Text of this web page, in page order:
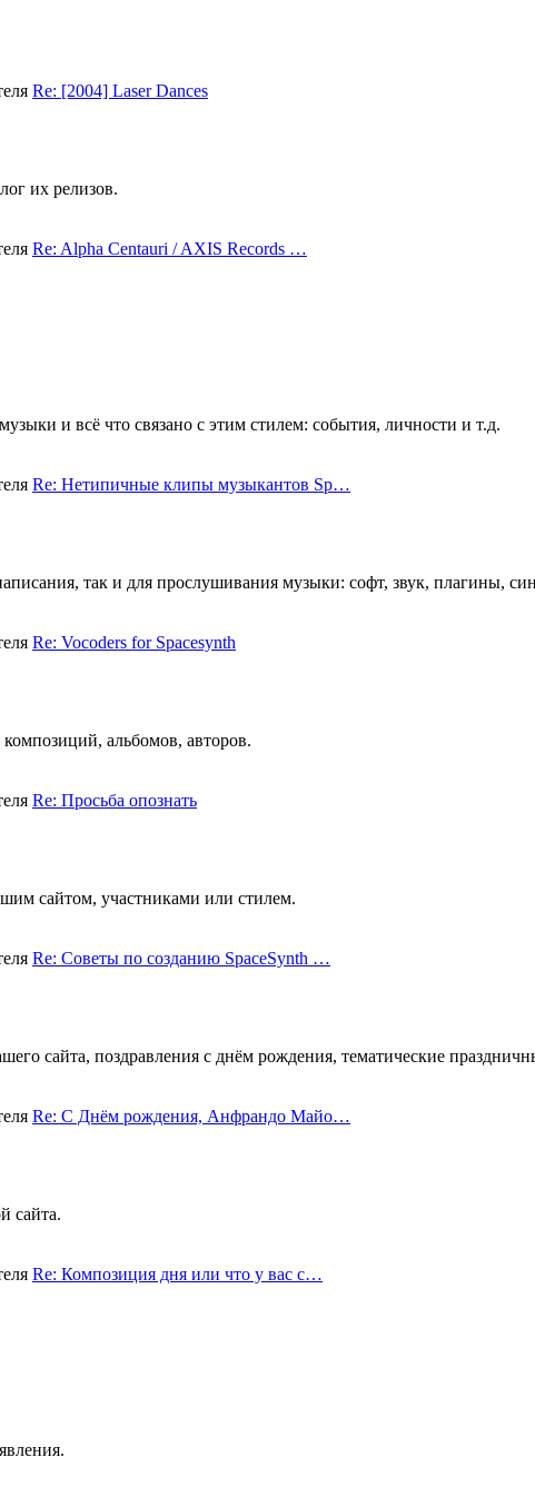
Re: [2004] Laser Dances
их релизов.
Re: Alpha Centauri / AXIS Records …
и всё что связано с этим стилем: события, личности и т.д.
Re: Нетипичные клипы музыкантов Sp…
так и для прослушивания музыки: софт, звук, плагины,
Re: Vocoders for Spacesynth
альбомов, авторов.
Re: Просьба опознать
сайтом, участниками или стилем.
Re: Советы по созданию SpaceSynth …
сайта, поздравления c днём рождения, тематические
Re: С Днём рождения, Анфрандо Майо…
сайта.
Re: Композиция дня или что у вас с…